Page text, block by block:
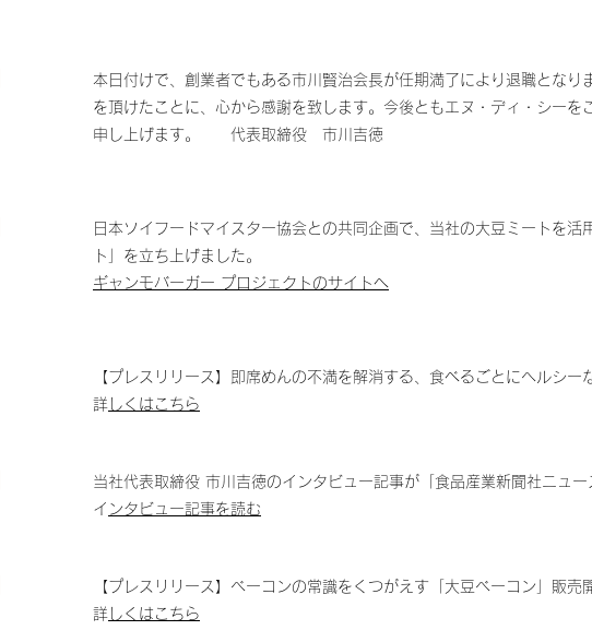
本日付けで、創業者でもある市川賢治会長が任期満了により退職となり
を頂けたことに、心から感謝を致します。今後ともエヌ・ディ・シーを
申し上げます。 代表取締役 市川吉徳
日本ソイフードマイスター協会との共同企画で、当社の大豆ミートを活
ト」を立ち上げました。
ギャンモバーガー プロジェクトのサイトへ
【プレスリリース】即席めんの不満を解消する、食べるごとにヘルシー
​ 詳しくはこちら
当社代表取締役 市川吉徳のインタビュー記事が「食品産業新聞社ニュー
​ インタビュー記事を読む
【プレスリリース】ベーコンの常識をくつがえす「大豆ベーコン」販売
​ 詳しくはこちら